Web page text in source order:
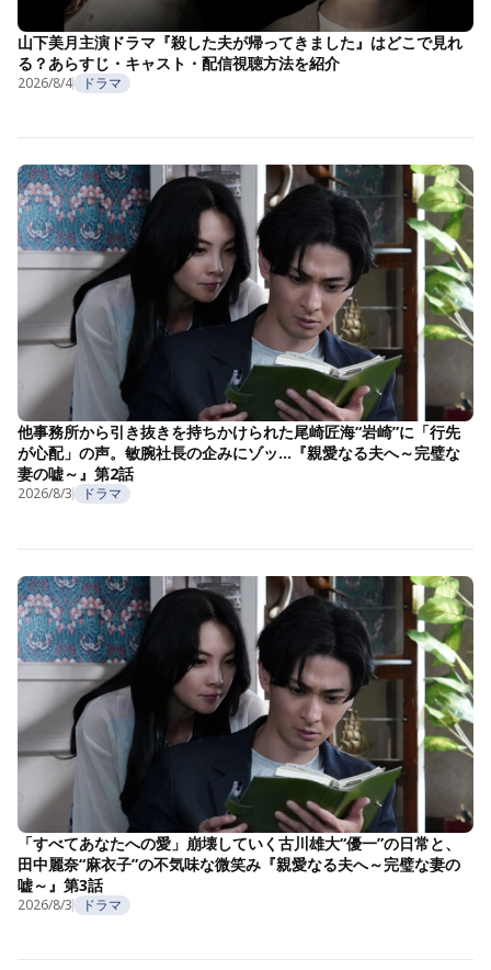
山下美月主演ドラマ『殺した夫が帰ってきました』はどこで見れ
る？あらすじ・キャスト・配信視聴方法を紹介
2026/8/4 ドラマ
他事務所から引き抜きを持ちかけられた尾崎匠海“岩崎”に「行先
が心配」の声。敏腕社長の企みにゾッ…『親愛なる夫へ～完璧な
妻の嘘～』第2話
2026/8/3 ドラマ
「すべてあなたへの愛」崩壊していく古川雄大“優一”の日常と、
田中麗奈“麻衣子”の不気味な微笑み『親愛なる夫へ～完璧な妻の
嘘～』第3話
2026/8/3 ドラマ